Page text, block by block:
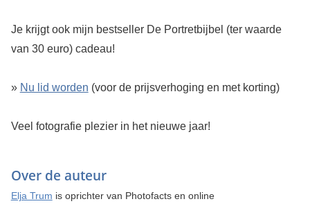
Je krijgt ook mijn bestseller De Portretbijbel (ter waarde
van 30 euro) cadeau!
» Nu lid worden (voor de prijsverhoging en met korting)
Veel fotografie plezier in het nieuwe jaar!
Over de auteur
Elja Trum is oprichter van Photofacts en online